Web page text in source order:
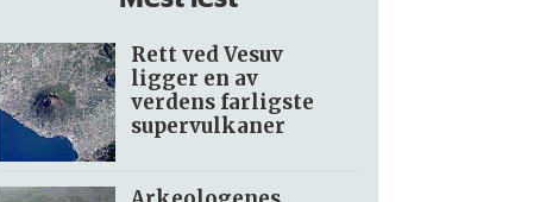
Rett ved Vesuv
ligger en av
verdens farligste
supervulkaner